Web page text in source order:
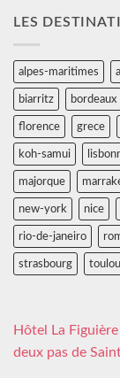
LES
alpes-maritimes
biarritz bordeaux
florence grece
koh-samui
majorque
new-york nice
rio-de-janeiro
strasbourg
Hôtel La
deux pas de